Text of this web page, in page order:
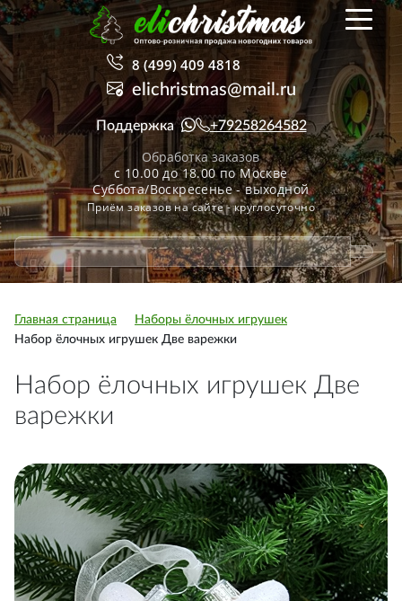
8 (499) 409 4818
elichristmas@mail.ru
Поддержка +79258264582
Обработка заказов
с 10.00 до 18.00 по Москве
Суббота/Воскресенье - выходной
Приём заказов на сайте - круглосуточно
Главная страница
Наборы ёлочных игрушек
Набор ёлочных игрушек Две варежки
Набор ёлочных игрушек Две
варежки